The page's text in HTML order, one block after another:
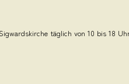
täglich von 10 bis 18